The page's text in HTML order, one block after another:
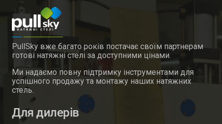
PullSky вже багато років постачає своїм партнерам
готові натяжні стелі за доступними цінами.
Ми надаємо повну підтримку інструментами для
успішного продажу та монтажу наших натяжних
стель.
Для дилерів